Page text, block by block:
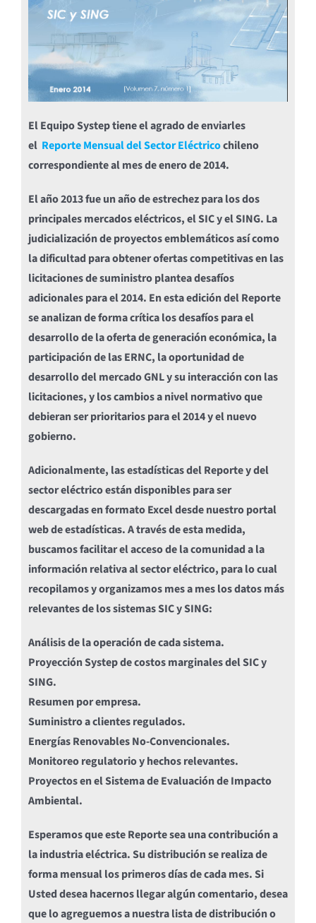
El Equipo Systep tiene el agrado de enviarles
el Reporte Mensual del Sector Eléctricochileno
correspondiente al mes de enero de 2014.
El año 2013 fue un año de estrechez para los dos
principales mercados eléctricos, el SIC y el SING. La
judicialización de proyectos emblemáticos así como
la dificultad para obtener ofertas competitivas en las
licitaciones de suministro plantea desafíos
adicionales para el 2014. En esta edición del Reporte
se analizan de forma crítica los desafíos para el
desarrollo de la oferta de generación económica, la
participación de las ERNC, la oportunidad de
desarrollo del mercado GNL y su interacción con las
licitaciones, y los cambios a nivel normativo que
debieran ser prioritarios para el 2014 y el nuevo
gobierno.
Adicionalmente, las estadísticas del Reporte y del
sector eléctrico están disponibles para ser
descargadas en formato Excel desde nuestro portal
web de estadísticas. A través de esta medida,
buscamos facilitar el acceso de la comunidad a la
información relativa al sector eléctrico, para lo cual
recopilamos y organizamos mes a mes los datos más
relevantes de los sistemas SIC y SING:
Análisis de la operación de cada sistema.
Proyección Systep de costos marginales del SIC y
SING.
Resumen por empresa.
Suministro a clientes regulados.
Energías Renovables No-Convencionales.
Monitoreo regulatorio y hechos relevantes.
Proyectos en el Sistema de Evaluación de Impacto
Ambiental.
Esperamos que este Reporte sea una contribución a
la industria eléctrica. Su distribución se realiza de
forma mensual los primeros días de cada mes. Si
Usted desea hacernos llegar algún comentario, desea
que lo agreguemos a nuestra lista de distribución o